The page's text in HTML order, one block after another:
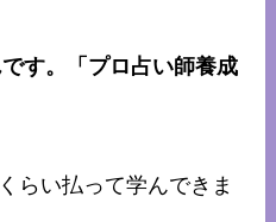
す。「プロ占い師養成
らい払って学んできま